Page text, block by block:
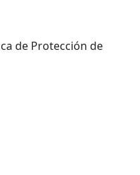
de Protección de